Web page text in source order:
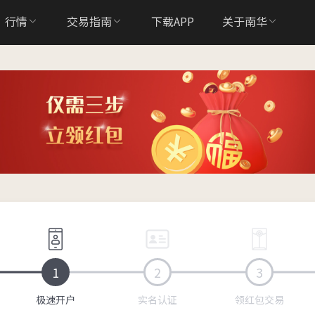
行情 交易指南 下载APP 关于南华
1 2 3